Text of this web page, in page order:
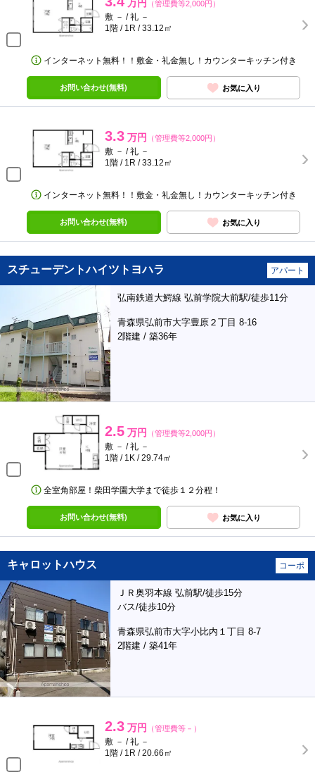
万円 （管理費等2,000円）
敷 － / 礼 －
1階 / 1R / 33.12㎡
インターネット無料！！敷金・礼金無し！カウンターキッチン付き
お問い合わせ(無料) お気に入り
3.3 万円 （管理費等2,000円）
敷 － / 礼 －
1階 / 1R / 33.12㎡
インターネット無料！！敷金・礼金無し！カウンターキッチン付き
お問い合わせ(無料) お気に入り
スチューデントハイツトヨハラ アパート
弘南鉄道大鰐線 弘前学院大前駅/徒歩11分
青森県弘前市大字豊原２丁目 8-16
2階建 / 築36年
2.5 万円 （管理費等2,000円）
敷 － / 礼 －
1階 / 1K / 29.74㎡
全室角部屋！柴田学園大学まで徒歩１２分程！
お問い合わせ(無料) お気に入り
キャロットハウス コーポ
ＪＲ奥羽本線 弘前駅/徒歩15分
バス/徒歩10分
青森県弘前市大字小比内１丁目 8-7
2階建 / 築41年
2.3 万円 （管理費等－）
敷 － / 礼 －
1階 / 1R / 20.66㎡